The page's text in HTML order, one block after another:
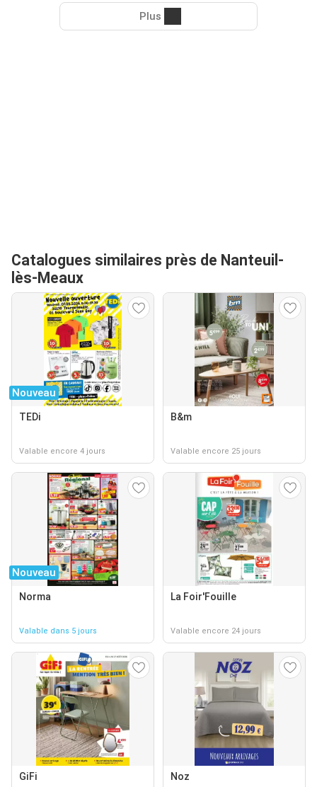
Plus
Catalogues similaires près de Nanteuil-
lès-Meaux
Nouveau
TEDi
Valable encore 4 jours
B&m
Valable encore 25 jours
Nouveau
Norma
Valable dans 5 jours
La Foir'Fouille
Valable encore 24 jours
GiFi Noz